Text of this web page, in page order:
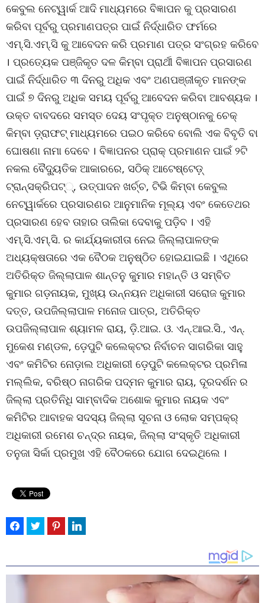
କେବୁଲ ନେଟ୍‌ୱାର୍କ ଆଦି ମାଧ୍ୟମରେ ବିଜ୍ଞାପନ କୁ ପ୍ରସାରଣ
କରିବା ପୂର୍ବରୁ ପ୍ରମାଣପତ୍ର ପାଇଁ ନିର୍ଦ୍ଧାରିତ ଫର୍ମରେ
ଏମ୍‌.ସି.ଏମ୍‌.ସି କୁ ଆବେଦନ କରି ପ୍ରମାଣ ପତ୍ର ସଂଗ୍ରହ କରିବେ
। ପ୍ରତ୍ୟେକ ପଞ୍ଜିକୃତ ଦଳ କିମ୍ବା ପ୍ରାର୍ଥୀ ବିଜ୍ଞାପନ ପ୍ରସାରଣ
ପାଇଁ ନିର୍ଦ୍ଧାରିତ ୩ ଦିନରୁ ଅଧିକ ଏବଂ ଅଣପଞ୍ଜୀକୃତ ମାନଙ୍କ
ପାଇଁ ୭ ଦିନରୁ ଅଧିକ ସମୟ ପୂର୍ବରୁ ଆବେଦନ କରିବା ଆବଶ୍ୟକ ।
ଉକ୍ତ ବାବଦରେ ସମସ୍ତ ଦେୟ ସଂପୃକ୍ତ ଅନୁଷ୍ଠାନକୁ ଚେକ୍
କିମ୍ବା ଡ଼୍ରାଫଟ୍ ମାଧ୍ୟମରେ ପଇଠ କରିବେ ବୋଲି ଏକ ବିବୃତି ବା
ଘୋଷଣା ନାମା ଦେବେ । ବିଜ୍ଞାପନର ପ୍ରାକ୍ ପ୍ରମାଣନ ପାଇଁ ୨ଟି
ନକଲ ବୈଦ୍ୟୁତିକ ଆକାରରେ, ସଠିକ୍ ଆଟେଷ୍ଟେଡ଼୍
ଟ୍ରାନ୍‌ସକ୍ରିପଟ୍‌୍‌, ଉତ୍ପାଦନ ଖର୍ଚ୍ଚ, ଟିଭି କିମ୍ବା କେବୁଲ
ନେଟ୍‌ୱାର୍କରେ ପ୍ରସାରଣର ଆନୁମାନିକ ମୂଲ୍ୟ ଏବଂ କେତେଥର
ପ୍ରସାରଣ ହେବ ତାହାର ତାଲିକା ଦେବାକୁ ପଡ଼ିବ । ଏହି
ଏମ୍‌.ସି.ଏମ୍‌.ସି. ର କାର୍ଯ୍ୟକାରୀତା ନେଇ ଜିଲ୍ଲାପାଳଙ୍କ
ଅଧ୍ୟକ୍ଷତାରେ ଏକ ବୈଠକ ଅନୁଷ୍ଠିତ ହୋଇଯାଇଛି । ଏଥିରେ
ଅତିରିକ୍ତ ଜିଲ୍ଲାପାଳ ଶାନ୍ତନୁ କୁମାର ମହାନ୍ତି ଓ ସମ୍ବିତ
କୁମାର ଗଡ଼ନାୟକ, ମୁଖ୍ୟ ଉନ୍ନୟନ ଅଧିକାରୀ ସରୋଜ କୁମାର
ଦତ୍ତ, ଉପଜିଲ୍ଲାପାଳ ମନୋଜ ପାତ୍ର, ଅତିରିକ୍ତ
ଉପଜିଲ୍ଲାପାଳ ଶ୍ୟାମଳ ରାୟ, ଡ଼ି.ଆଇ. ଓ. ଏନ୍‌.ଆଇ.ସି., ଏନ୍‌.
ମୁକେଶ ମଣ୍ଡଳ, ଡ଼େପୁଟି କଲେକ୍ଟର ନିର୍ବାଚନ ସାଗରିକା ସାହୁ
ଏବଂ କମିଟିର ନୋଡ଼ାଲ ଅଧିକାରୀ ଡ଼େପୁଟି କଲେକ୍ଟର ପ୍ରମିଳା
ମଲ୍ଲିକ, ବରିଷ୍ଠ ନାଗରିକ ପଦ୍ମନ କୁମାର ରାୟ, ଦୂରଦର୍ଶନ ର
ଜିଲ୍ଲା ପ୍ରତିନିଧି ସାମ୍ବାଦିକ ଅଶୋକ କୁମାର ନାୟକ ଏବଂ
କମିଟିର ଆବାହକ ସଦସ୍ୟ ଜିଲ୍ଲା ସୂଚନା ଓ ଲୋକ ସମ୍ପକ୍‌ର୍
ଅଧିକାରୀ ରମେଶ ଚନ୍ଦ୍ର ନାୟକ, ଜିଲ୍ଲା ସଂସ୍କୃତି ଅଧିକାରୀ
ତନୁଜା ସିର୍କା ପ୍ରମୁଖ ଏହି ବୈଠକରେ ଯୋଗ ଦେଇଥିଲେ ।